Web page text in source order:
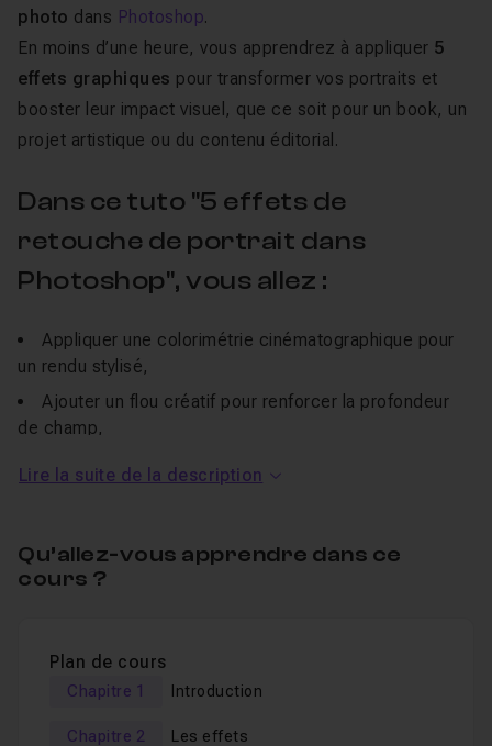
photo dans Photoshop.
En moins d’une heure, vous apprendrez à appliquer 5
effets graphiques pour transformer vos portraits et
booster leur impact visuel, que ce soit pour un book, un
projet artistique ou du contenu éditorial.
Dans ce tuto "5 effets de
retouche de portrait dans
Photoshop", vous allez :
Appliquer une colorimétrie cinématographique pour
un rendu stylisé,
Ajouter un flou créatif pour renforcer la profondeur
de champ,
Travailler le regard et les détails pour donner de
l’intensité au portrait.
Un QCM est disponible à la fin pour tester vos
connaissances et ancrer les techniques apprises.
Et pour aller plus loin, explorez notre module complet
Photoshop stylisation de portrait
Lire la suite de la description
Qu’allez-vous apprendre dans ce
cours ?
Plan de cours
Chapitre 1 Introduction
Chapitre 2 Les effets